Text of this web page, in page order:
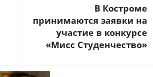
В Костроме
принимаются заявки на
участие в конкурсе
«Мисс Студенчество»